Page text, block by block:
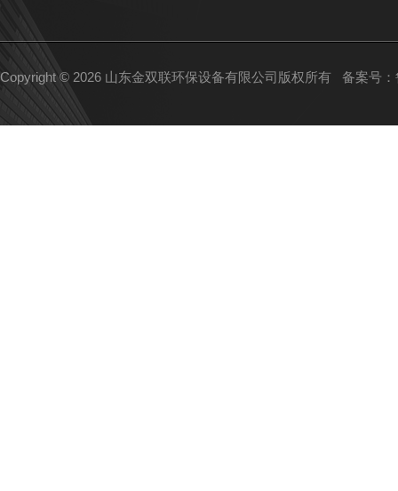
Copyright © 2026 山东金双联环保设备有限公司版权所有 备案号